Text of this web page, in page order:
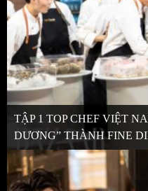
TẬP 1 TOP CHEF VIỆT
DƯƠNG” THÀNH FINE